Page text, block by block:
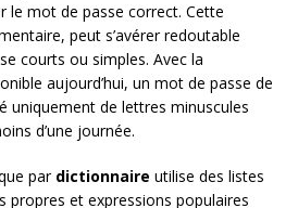
le mot de passe correct. Cette
peut s’avérer redoutable
courts ou simples. Avec la
aujourd’hui, un mot de passe de
uniquement de lettres minuscules
d’une journée.
par dictionnaire utilise des listes
propres et expressions populaires